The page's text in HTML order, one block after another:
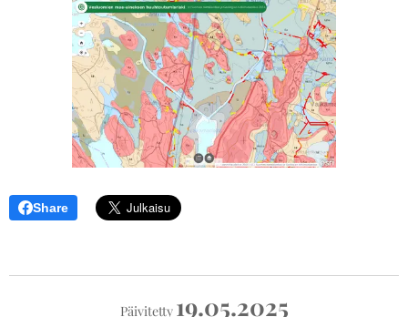
Share
Päivitetty 19.05.2025